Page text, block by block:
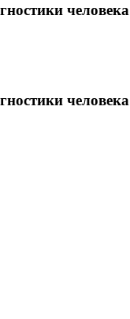
человека
человека